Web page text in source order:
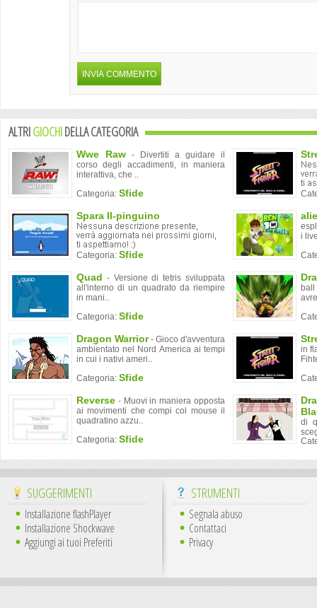
ALTRIGIOCHIDELLA CATEGORIA
Wwe Raw - Divertiti a guidare il
corso degli accadimenti, in maniera
interattiva, che ..
Categoria: Sfide
Spara Il-pinguino
Categoria: Sfide
i
Quad - Versione di tetris sviluppata
all'interno di un quadrato da riempire
in mani..
Categoria: Sfide
Dragon Warrior- Gioco d'avventura
ambientato nel Nord America ai tempi
in cui i nativi ameri..
Categoria: Sfide
in
Reverse - Muovi in maniera opposta
ai movimenti che compi col mouse il
quadratino azzu..
Categoria: Sfide
di
SUGGERIMENTI
Installazione flashPlayer
Installazione Shockwave
Aggiungi ai tuoi Preferiti
STRUMENTI
Segnala abuso
Contattaci
Privacy